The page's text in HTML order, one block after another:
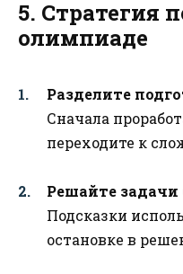
5. Стратегия
олимпиаде
Разделите
Сначала
переходите к
Решайте задачи
Подсказки
остановке в